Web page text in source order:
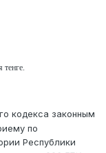
тенге.
кодекса законным
по
Республики